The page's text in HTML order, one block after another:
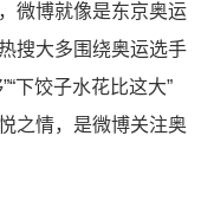
微博就像是东京奥运
搜大多围绕奥运选手
下饺子水花比这大”
之情，是微博关注奥